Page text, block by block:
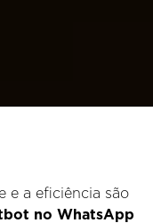
e a eficiência são
no WhatsApp